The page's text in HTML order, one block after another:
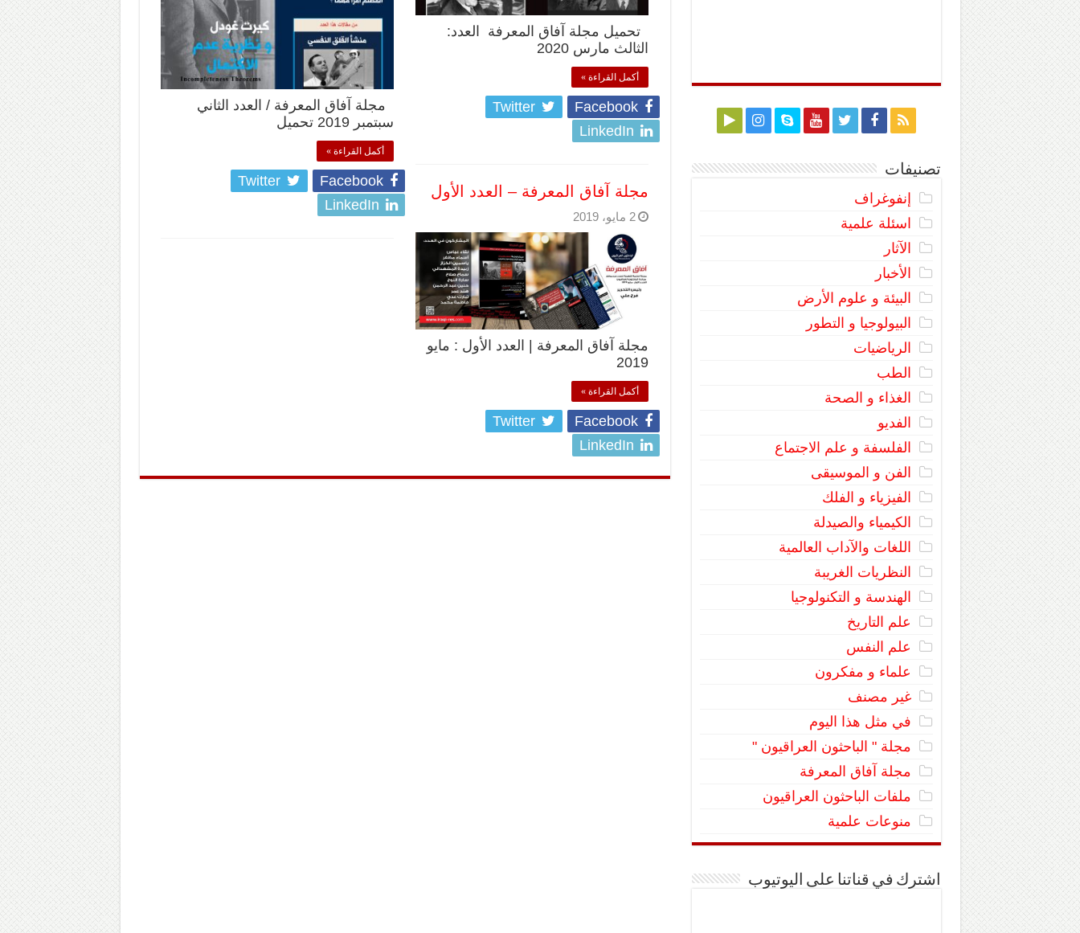
تحميل مجلة آفاق المعرفة العدد:
الثالث مارس 2020
أكمل القراءة »
Facebook
Twitter
LinkedIn
مجلة آفاق المعرفة / العدد الثاني
سبتمبر 2019 تحميل
أكمل القراءة »
Facebook
Twitter
LinkedIn
مجلة آفاق المعرفة – العدد الأول
2 مايو، 2019
مجلة آفاق المعرفة | العدد الأول : مايو
2019
أكمل القراءة »
Facebook
Twitter
LinkedIn
تصنيفات
إنفوغراف
اسئلة علمية
الآثار
الأخبار
البيئة و علوم الأرض
البيولوجيا و التطور
الرياضيات
الطب
الغذاء و الصحة
الفديو
الفلسفة و علم الاجتماع
الفن و الموسيقى
الفيزياء و الفلك
الكيمياء والصيدلة
اللغات والآداب العالمية
النظريات الغريبة
الهندسة و التكنولوجيا
علم التاريخ
علم النفس
علماء و مفكرون
غير مصنف
في مثل هذا اليوم
مجلة " الباحثون العراقيون "
مجلة آفاق المعرفة
ملفات الباحثون العراقيون
منوعات علمية
اشترك في قناتنا على اليوتيوب